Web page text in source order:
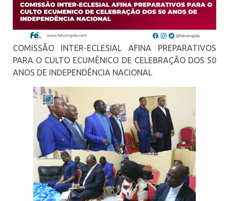
COMISSÃO INTER-ECLESIAL AFINA PREPARATIVOS
PARA O CULTO ECUMÊNICO DE CELEBRAÇÃO DOS 50
ANOS DE INDEPENDÊNCIA NACIONAL